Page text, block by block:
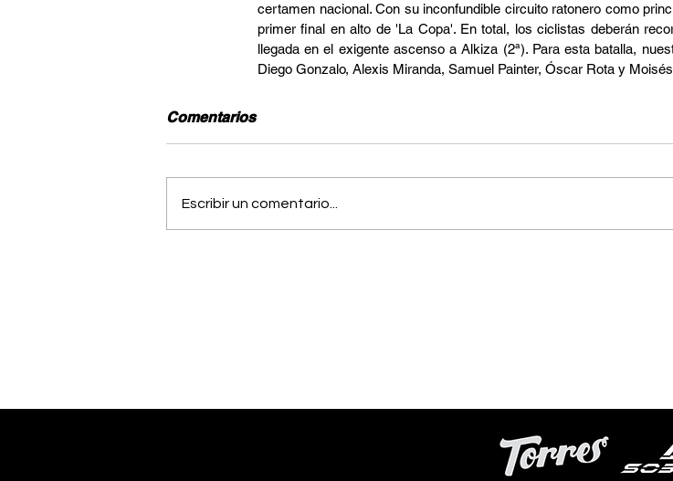
certamen nacional. Con su inconfundible circuito ratonero como
primer final en alto de 'La Copa'. En total, los ciclistas deberán
llegada en el exigente ascenso a Alkiza (2ª). Para esta batalla,
Diego Gonzalo, Alexis Miranda, Samuel Painter, Óscar Rota y
Comentarios
Escribir un comentario...